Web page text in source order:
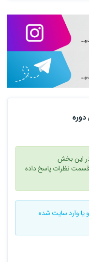
دوره
این بخش
نظرات پاسخ داده
و یاوارد سایتشده